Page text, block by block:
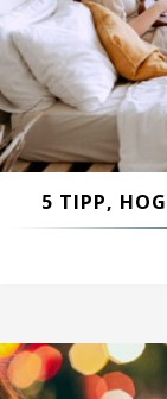
5 TIPP,